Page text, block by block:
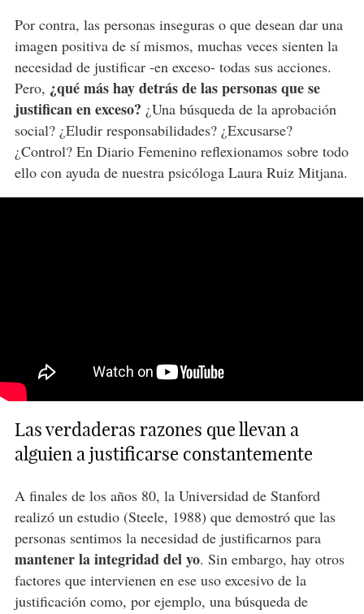
Por contra, las personas inseguras o que desean dar una
imagen positiva de sí mismos, muchas veces sienten la
necesidad de justificar -en exceso- todas sus acciones.
Pero, ¿qué más hay detrás de las personas que se
justifican en exceso? ¿Una búsqueda de la aprobación
social? ¿Eludir responsabilidades? ¿Excusarse?
¿Control? En Diario Femenino reflexionamos sobre todo
ello con ayuda de nuestra psicóloga Laura Ruiz Mitjana.
Las verdaderas razones que llevan a
alguien a justificarse constantemente
A finales de los años 80, la Universidad de Stanford
realizó un estudio (Steele, 1988) que demostró que las
personas sentimos la necesidad de justificarnos para
mantener la integridad del yo. Sin embargo, hay otros
factores que intervienen en ese uso excesivo de la
justificación como, por ejemplo, una búsqueda de